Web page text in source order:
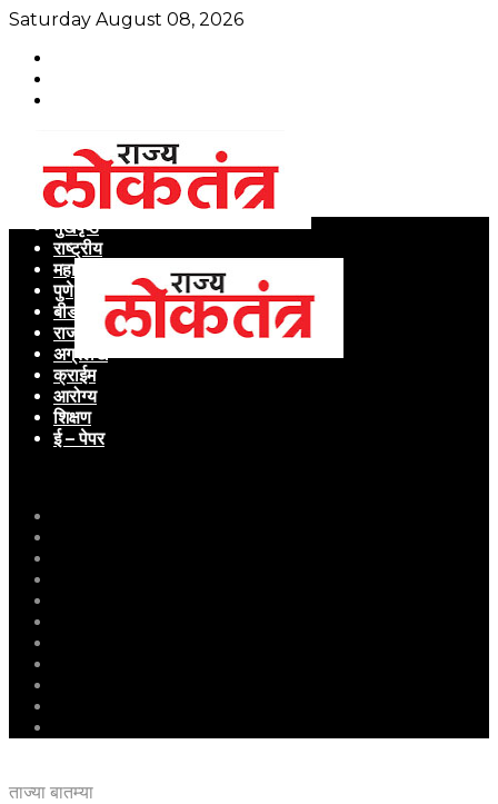
Saturday August 08, 2026
मुखपृष्ठ
राष्ट्रीय
महाराष्ट्र
पुणे
बीड
राजकारण
अग्रलेख
क्राईम
आरोग्य
शिक्षण
ई – पेपर
ताज्या बातम्या